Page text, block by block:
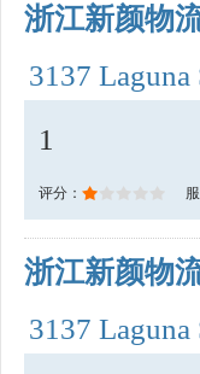
浙江新颜物
3137 Laguna
1
评分：
浙江新颜物
3137 Laguna